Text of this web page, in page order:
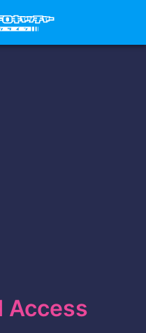
Access